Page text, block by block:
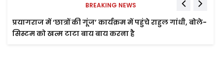
BREAKING NEWS
प्रयागराज में ‘छात्रों की गूंज’ कार्यक्रम में पहुंचे राहुल गांधी, बोले-
सिस्टम को खत्म टाटा बाय बाय करना है